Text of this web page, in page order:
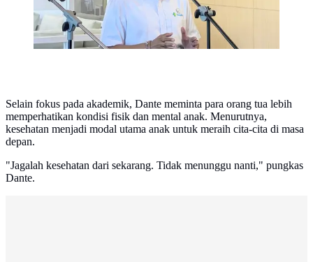
Selain fokus pada akademik, Dante meminta para orang tua lebih
memperhatikan kondisi fisik dan mental anak. Menurutnya,
kesehatan menjadi modal utama anak untuk meraih cita-cita di masa
depan.
"Jagalah kesehatan dari sekarang. Tidak menunggu nanti," pungkas
Dante.